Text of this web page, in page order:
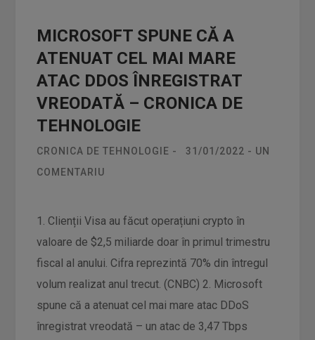
MICROSOFT SPUNE CĂ A
ATENUAT CEL MAI MARE
ATAC DDOS ÎNREGISTRAT
VREODATĂ – CRONICA DE
TEHNOLOGIE
CRONICA DE TEHNOLOGIE - 31/01/2022 - UN
COMENTARIU
1. Clienții Visa au făcut operațiuni crypto în
valoare de $2,5 miliarde doar în primul trimestru
fiscal al anului. Cifra reprezintă 70% din întregul
volum realizat anul trecut. (CNBC) 2. Microsoft
spune că a atenuat cel mai mare atac DDoS
înregistrat vreodată – un atac de 3,47 Tbps